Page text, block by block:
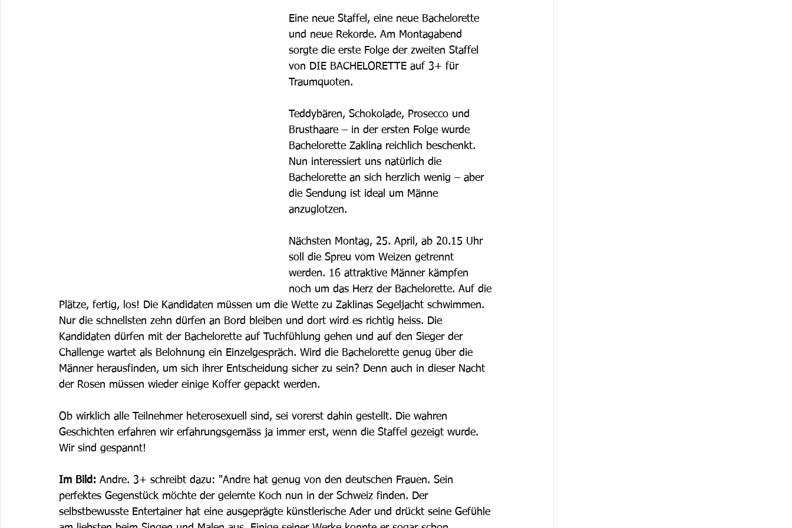
Eine neue Staffel, eine neue Bachelorette
und neue Rekorde. Am Montagabend
sorgte die erste Folge der zweiten Staffel
von DIE BACHELORETTE auf 3+ für
Traumquoten.
Teddybären, Schokolade, Prosecco und
Brusthaare – in der ersten Folge wurde
Bachelorette Zaklina reichlich beschenkt.
Nun interessiert uns natürlich die
Bachelorette an sich herzlich wenig – aber
die Sendung ist ideal um Männe
anzuglotzen.
Nächsten Montag, 25. April, ab 20.15 Uhr
soll die Spreu vom Weizen getrennt
werden. 16 attraktive Männer kämpfen
noch um das Herz der Bachelorette. Auf die
Plätze, fertig, los! Die Kandidaten müssen um die Wette zu Zaklinas Segeljacht schwimmen.
Nur die schnellsten zehn dürfen an Bord bleiben und dort wird es richtig heiss. Die
Kandidaten dürfen mit der Bachelorette auf Tuchfühlung gehen und auf den Sieger der
Challenge wartet als Belohnung ein Einzelgespräch. Wird die Bachelorette genug über die
Männer herausfinden, um sich ihrer Entscheidung sicher zu sein? Denn auch in dieser Nacht
der Rosen müssen wieder einige Koffer gepackt werden.
Ob wirklich alle Teilnehmer heterosexuell sind, sei vorerst dahin gestellt. Die wahren
Geschichten erfahren wir erfahrungsgemäss ja immer erst, wenn die Staffel gezeigt wurde.
Wir sind gespannt!
Im Bild: Andre. 3+ schreibt dazu: "Andre hat genug von den deutschen Frauen. Sein
perfektes Gegenstück möchte der gelernte Koch nun in der Schweiz finden. Der
selbstbewusste Entertainer hat eine ausgeprägte künstlerische Ader und drückt seine Gefühle